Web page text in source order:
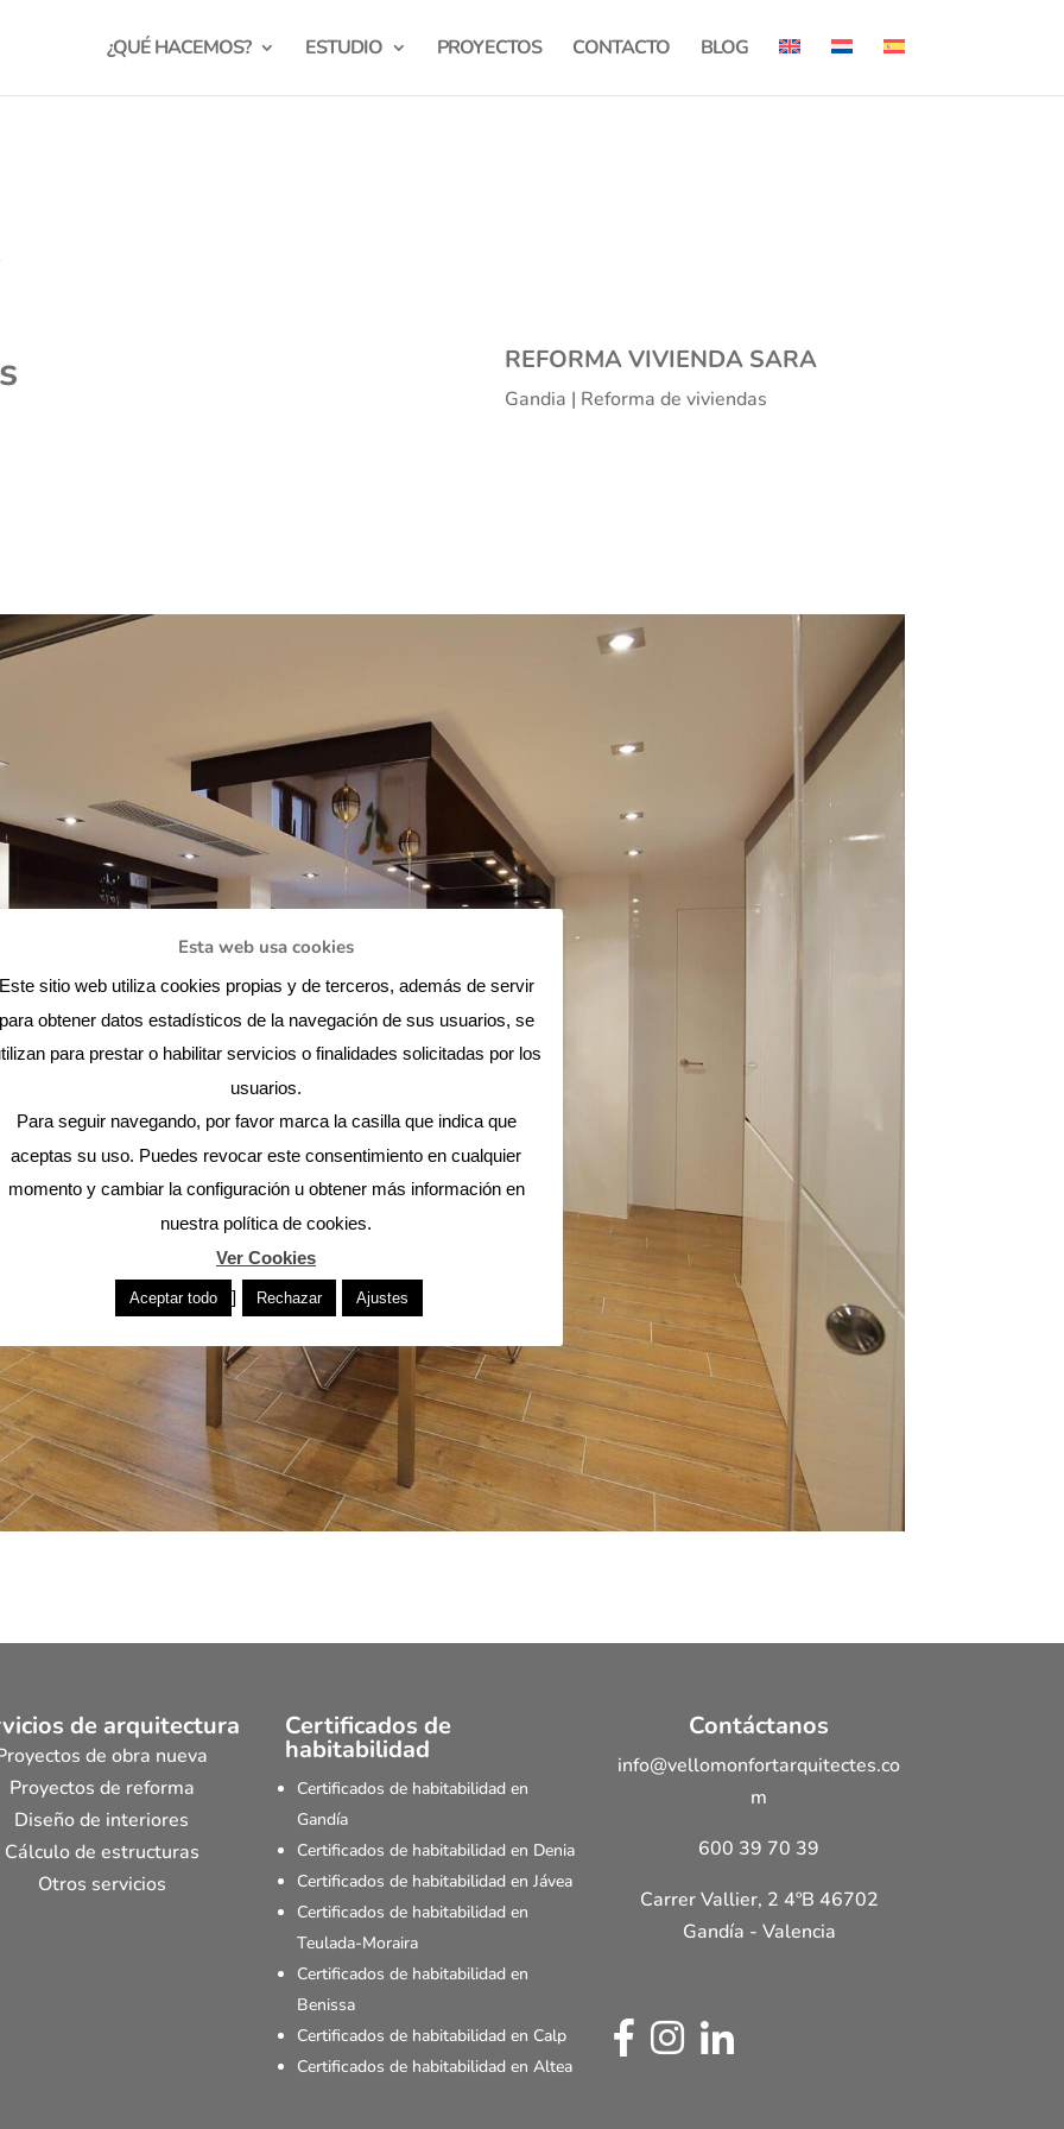
¿QUÉ HACEMOS? ESTUDIO PROYECTOS CONTACTO BLOG
REFORMA VIVIENDA SARA
Gandia | Reforma de viviendas
de arquitectura
de obra nueva
Proyectos de reforma
Diseño de interiores
Cálculo de estructuras
Otros servicios
Certificados de
habitabilidad
Certificados de habitabilidad en
Gandía
Certificados de habitabilidad en Denia
Certificados de habitabilidad en Jávea
Certificados de habitabilidad en
Teulada-Moraira
Certificados de habitabilidad en
Benissa
Certificados de habitabilidad en Calp
Certificados de habitabilidad en Altea
Contáctanos
info@vellomonfortarquitectes.co
m
600 39 70 39
Carrer Vallier, 2 4ºB 46702
Gandía - Valencia
Esta web usa cookies
sitio web utiliza cookies propias y de terceros, además de servir
obtener datos estadísticos de la navegación de sus usuarios, se
para prestar o habilitar servicios o finalidades solicitadas por los
usuarios.
Para seguir navegando, por favor marca la casilla que indica que
aceptas su uso. Puedes revocar este consentimiento en cualquier
momento y cambiar la configuración u obtener más información en
nuestra política de cookies.
Ver Cookies
Aceptar todo ] Rechazar Ajustes